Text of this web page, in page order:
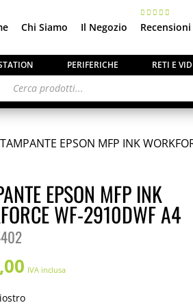
PERIFERICHE RETI E
Chi Siamo Il Negozio Recensioni
EPSON MFP INK
EPSON MFP INK
WF-2910DWF A4
IVA inclusa